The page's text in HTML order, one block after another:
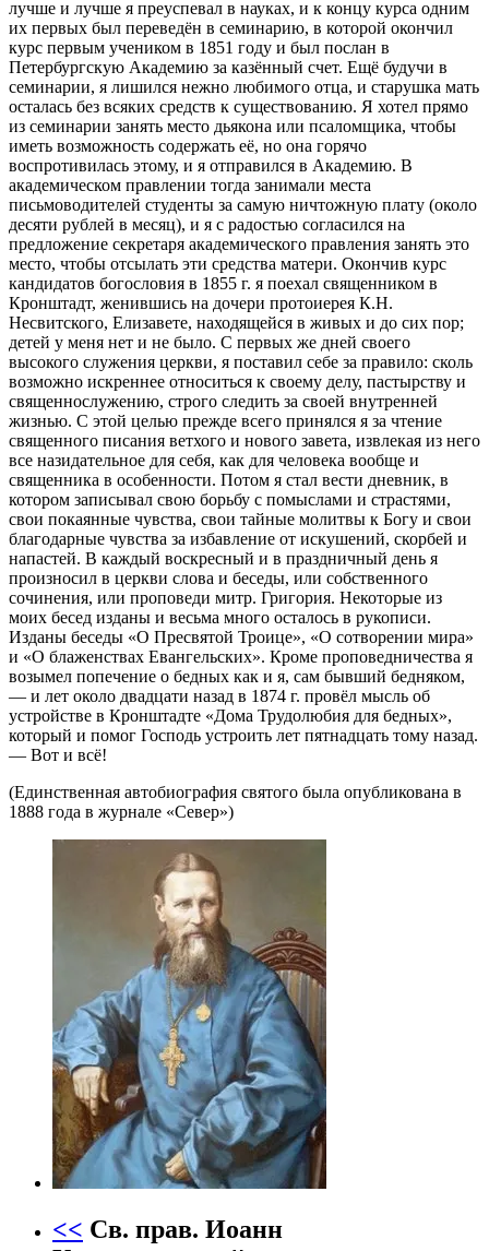
лучше и лучше я преуспевал в науках, и к концу курса одним
их первых был переведён в семинарию, в которой окончил
курс первым учеником в 1851 году и был послан в
Петербургскую Академию за казённый счет. Ещё будучи в
семинарии, я лишился нежно любимого отца, и старушка мать
осталась без всяких средств к существованию. Я хотел прямо
из семинарии занять место дьякона или псаломщика, чтобы
иметь возможность содержать её, но она горячо
воспротивилась этому, и я отправился в Академию. В
академическом правлении тогда занимали места
письмоводителей студенты за самую ничтожную плату (около
десяти рублей в месяц), и я с радостью согласился на
предложение секретаря академического правления занять это
место, чтобы отсылать эти средства матери. Окончив курс
кандидатов богословия в 1855 г. я поехал священником в
Кронштадт, женившись на дочери протоиерея К.Н.
Несвитского, Елизавете, находящейся в живых и до сих пор;
детей у меня нет и не было. С первых же дней своего
высокого служения церкви, я поставил себе за правило: сколь
возможно искреннее относиться к своему делу, пастырству и
священнослужению, строго следить за своей внутренней
жизнью. С этой целью прежде всего принялся я за чтение
священного писания ветхого и нового завета, извлекая из него
все назидательное для себя, как для человека вообще и
священника в особенности. Потом я стал вести дневник, в
котором записывал свою борьбу с помыслами и страстями,
свои покаянные чувства, свои тайные молитвы к Богу и свои
благодарные чувства за избавление от искушений, скорбей и
напастей. В каждый воскресный и в праздничный день я
произносил в церкви слова и беседы, или собственного
сочинения, или проповеди митр. Григория. Некоторые из
моих бесед изданы и весьма много осталось в рукописи.
Изданы беседы «О Пресвятой Троице», «О сотворении мира»
и «О блаженствах Евангельских». Кроме проповедничества я
возымел попечение о бедных как и я, сам бывший бедняком,
— и лет около двадцати назад в 1874 г. провёл мысль об
устройстве в Кронштадте «Дома Трудолюбия для бедных»,
который и помог Господь устроить лет пятнадцать тому назад.
— Вот и всё!
(Единственная автобиография святого была опубликована в
1888 года в журнале «Север»)
<< Св. прав. Иоанн